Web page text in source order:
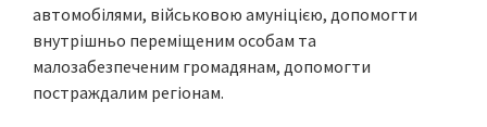
автомобілями, військовою амуніцією, допомогти
внутрішньо переміщеним особам та
малозабезпеченим громадянам, допомогти
постраждалим регіонам.